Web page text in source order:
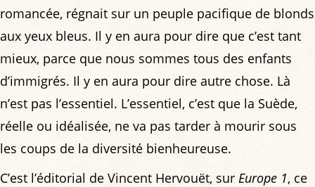
romancée, régnait sur un peuple pacifique de blonds
aux yeux bleus. Il y en aura pour dire que c’est tant
mieux, parce que nous sommes tous des enfants
d’immigrés. Il y en aura pour dire autre chose. Là
n’est pas l’essentiel. L’essentiel, c’est que la Suède,
réelle ou idéalisée, ne va pas tarder à mourir sous
les coups de la diversité bienheureuse.
C’est l’éditorial de Vincent Hervouët, sur Europe 1, ce